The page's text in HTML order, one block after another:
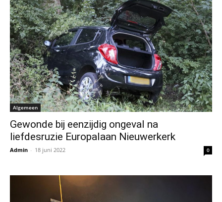
Algemeen
Gewonde bij eenzijdig ongeval na
liefdesruzie Europalaan Nieuwerkerk
Admin - 18 juni 2022 0